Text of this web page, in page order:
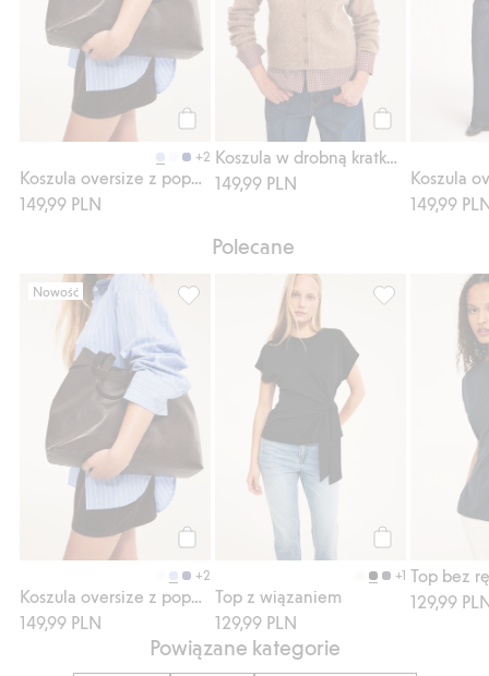
+2
149,99 PLN
149,99 PLN
149,99
Polecane
Nowość
+2
149,99 PLN
Koszula oversize z popeliny, Dodaj do
+1
Top z wiązaniem
129,99 PLN
Top z
129,99
Powiązane kategorie